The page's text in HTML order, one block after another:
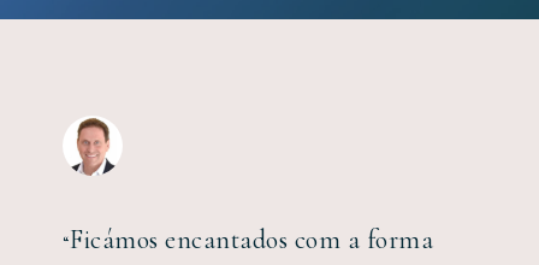
“Ficámos encantados com a forma